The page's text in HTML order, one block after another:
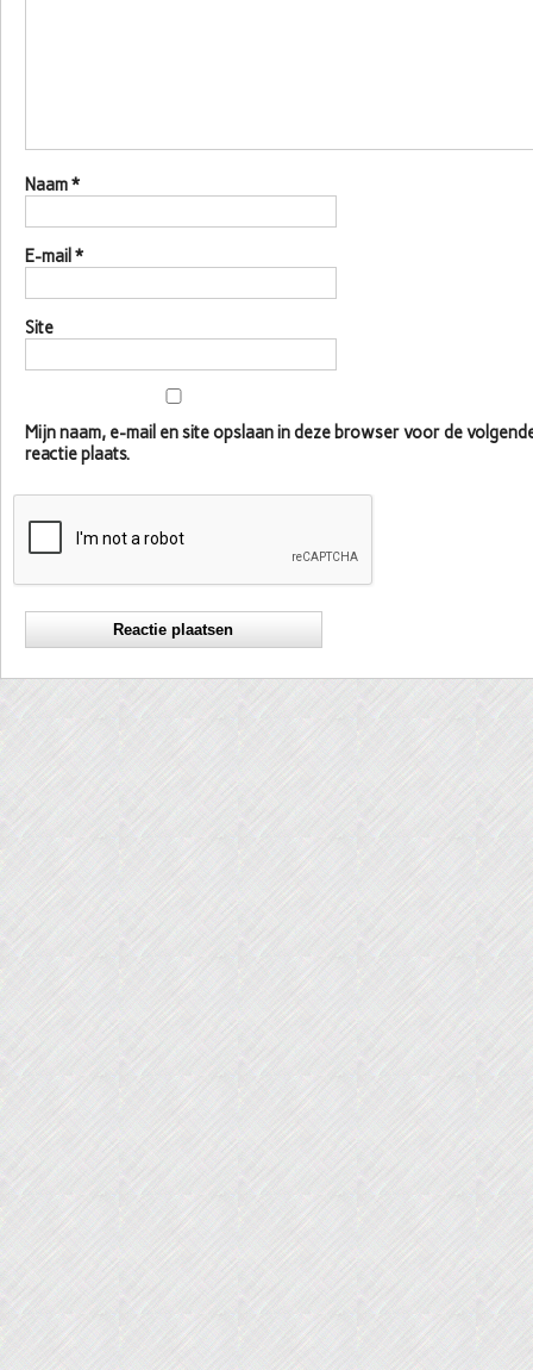
Naam*
E-mail *
Site
Mijn naam, e-mail en site opslaan in deze browser voor de
reactie plaats.